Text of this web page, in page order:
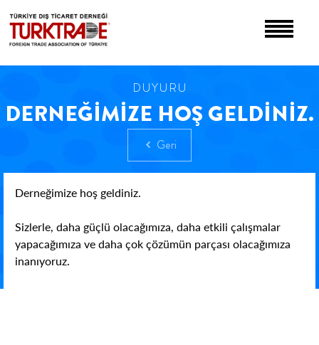
DUYURU
DERNEĞİMİZE HOŞ GELDİNİZ.
Geri
Derneğimize hoş geldiniz.
Sizlerle, daha güçlü olacağımıza, daha etkili çalışmalar
yapacağımıza ve daha çok çözümün parçası olacağımıza
inanıyoruz.